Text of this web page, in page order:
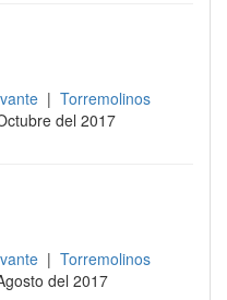
| Torremolinos
del 2017
| Torremolinos
del 2017